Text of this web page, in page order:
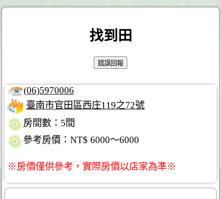
找到田
(06)5970006
臺南市官田區西庄119之72號
房間數：5間
參考房價：NT$ 6000～6000
※房價僅供參考，實際房價以店家為準※